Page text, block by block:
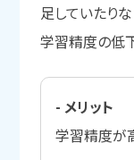
足していたり
学習精度の低
- メリット
学習精度が